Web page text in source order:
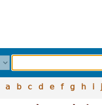
a b c d e f g h i j